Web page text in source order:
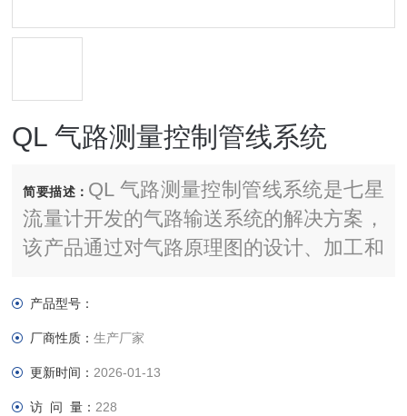
QL 气路测量控制管线系统
简要描述： QL 气路测量控制管线系统是七星
流量计开发的气路输送系统的解决方案，
该产品通过对气路原理图的设计、加工和
过滤器、MFC等零部件实现对多种工艺
气体的压力调节、纯度过滤、流量控制等
功能。
产品型号：
厂商性质：生产厂家
更新时间： 2026-01-13
访 问 量： 228